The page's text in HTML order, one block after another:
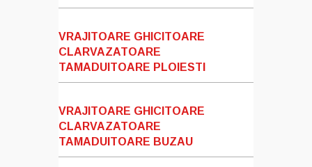
VRAJITOARE GHICITOARE
CLARVAZATOARE
TAMADUITOARE PLOIESTI
VRAJITOARE GHICITOARE
CLARVAZATOARE
TAMADUITOARE BUZAU